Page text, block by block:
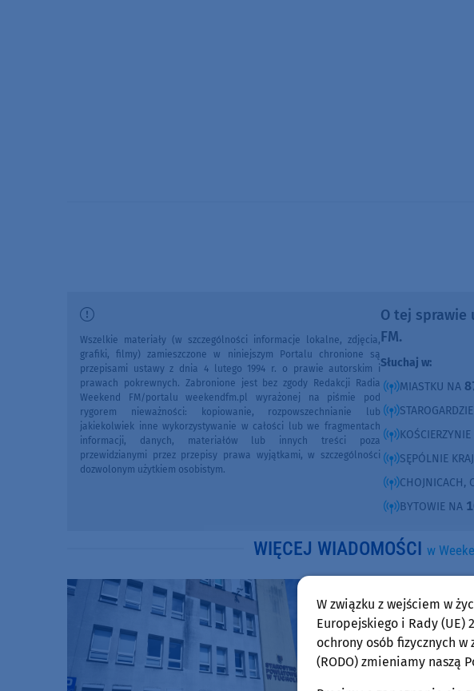
O tej sprawie
FM.
Słuchaj w:
MIASTKU NA
SĘPÓLNIE
CHOJNICACH,
BYTOWIE NA
Wszelkie materiały (w szczególności informacje lokalne, zdjęcia,
grafiki, filmy) zamieszczone w niniejszym Portalu chronione są
przepisami ustawy z dnia 4 lutego 1994 r. o prawie autorskim i
prawach pokrewnych. Zabronione jest bez zgody Redakcji Radia
Weekend FM/portalu weekendfm.pl wyrażonej na piśmie pod
rygorem nieważności: kopiowanie, rozpowszechnianie lub
jakiekolwiek inne wykorzystywanie w całości lub we fragmentach
informacji, danych, materiałów lub innych treści poza
przewidzianymi przez przepisy prawa wyjątkami, w szczególności
dozwolonym użytkiem osobistym.
WIĘCEJ WIADOMOŚCI w
piątek, 7 sierpnia 2026,
Projektanci
Bysław-
W związku z wejściem w
Europejskiego i Rady (UE)
ochrony osób fizycznych
(RODO) zmieniamy naszą